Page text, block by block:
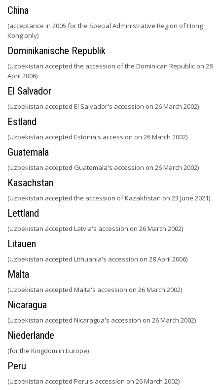
China
(acceptance in 2005 for the Special Administrative Region of Hong
Kong only)
Dominikanische Republik
(Uzbekistan accepted the accession of the Dominican Republic on 28
April 2006)
El Salvador
(Uzbekistan accepted El Salvador's accession on 26 March 2002)
Estland
(Uzbekistan accepted Estonia's accession on 26 March 2002)
Guatemala
(Uzbekistan accepted Guatemala's accession on 26 March 2002)
Kasachstan
(Uzbekistan accepted the accession of Kazakhstan on 23 June 2021)
Lettland
(Uzbekistan accepted Latvia's accession on 26 March 2002)
Litauen
(Uzbekistan accepted Lithuania's accession on 28 April 2006)
Malta
(Uzbekistan accepted Malta's accession on 26 March 2002)
Nicaragua
(Uzbekistan accepted Nicaragua's accession on 26 March 2002)
Niederlande
(for the Kingdom in Europe)
Peru
(Uzbekistan accepted Peru's accession on 26 March 2002)